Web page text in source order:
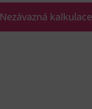
Nezávazná kalkulace